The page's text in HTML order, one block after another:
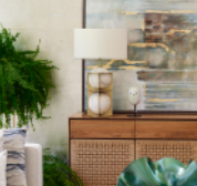
BIENVENIDA, ZASH: UNA
NUEVA MANERA DE VIVIR
LA MESA LLEGA A CASA
PALACIO.
mesa y cocina
august 05 2026